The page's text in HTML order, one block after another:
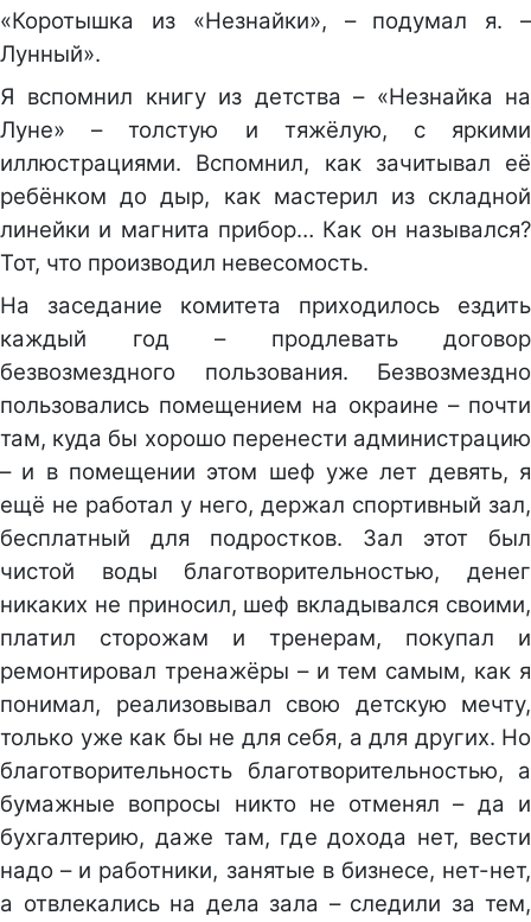
«Коротышка из «Незнайки», – подумал я. –
Лунный».
Я вспомнил книгу из детства – «Незнайка на
Луне» – толстую и тяжёлую, с яркими
иллюстрациями. Вспомнил, как зачитывал её
ребёнком до дыр, как мастерил из складной
линейки и магнита прибор… Как он назывался?
Тот, что производил невесомость.
На заседание комитета приходилось ездить
каждый год – продлевать договор
безвозмездного пользования. Безвозмездно
пользовались помещением на окраине – почти
там, куда бы хорошо перенести администрацию
– и в помещении этом шеф уже лет девять, я
ещё не работал у него, держал спортивный зал,
бесплатный для подростков. Зал этот был
чистой воды благотворительностью, денег
никаких не приносил, шеф вкладывался своими,
платил сторожам и тренерам, покупал и
ремонтировал тренажёры – и тем самым, как я
понимал, реализовывал свою детскую мечту,
только уже как бы не для себя, а для других. Но
благотворительность благотворительностью, а
бумажные вопросы никто не отменял – да и
бухгалтерию, даже там, где дохода нет, вести
надо – и работники, занятые в бизнесе, нет-нет,
а отвлекались на дела зала – следили за тем,